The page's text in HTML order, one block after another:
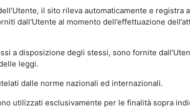
il sito rileva automaticamente e registra
dall'Utente al momento dell’effettuazione
a disposizione degli stessi, sono fornite
leggi.
dalle norme nazionali ed internazionali.
utilizzati esclusivamente per le finalità sopra